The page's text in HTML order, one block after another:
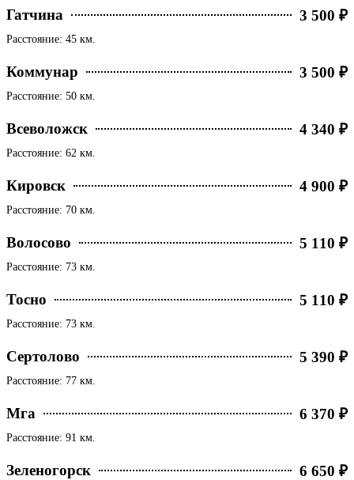
Гатчина 3 500 ₽
Расстояние: 45 км.
Коммунар 3 500 ₽
Расстояние: 50 км.
Всеволожск 4 340 ₽
Расстояние: 62 км.
Кировск 4 900 ₽
Расстояние: 70 км.
Волосово 5 110 ₽
Расстояние: 73 км.
Тосно 5 110 ₽
Расстояние: 73 км.
Сертолово 5 390 ₽
Расстояние: 77 км.
Мга 6 370 ₽
Расстояние: 91 км.
Зеленогорск 6 650 ₽